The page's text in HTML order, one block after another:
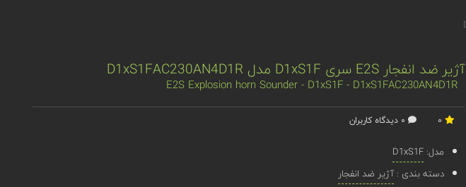
آژیر ضد انفجار E2S سری D1xS1F مدل D1xS1FAC230AN4D1R
E2S Explosion horn Sounder - D1xS1F - D1xS1FAC230AN4D1R
مدل: D1xS1F
دسته بندی : آژیر ضد انفجار